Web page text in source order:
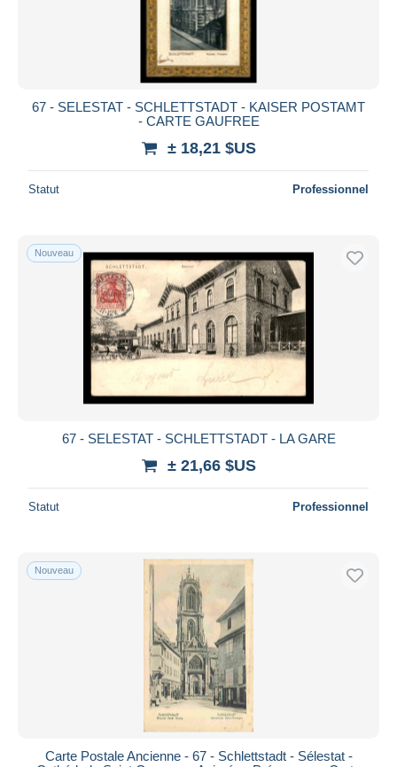
67 - SELESTAT - SCHLETTSTADT - KAISER POSTAMT
- CARTE GAUFREE
± 18,21 $US
Statut Professionnel
Nouveau
67 - SELESTAT - SCHLETTSTADT - LA GARE
± 21,66 $US
Statut Professionnel
Nouveau
Carte Postale Ancienne - 67 - Schlettstadt - Sélestat -